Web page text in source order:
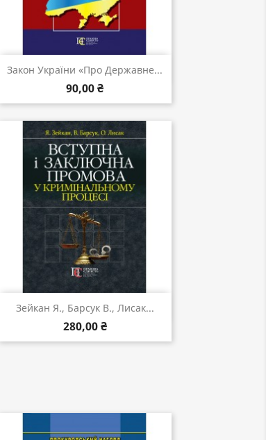
Закон України «Про Державне...
90,00 ₴
Швидкий перегляд
Зейкан Я., Барсук В., Лисак...
280,00 ₴
Швидкий перегляд